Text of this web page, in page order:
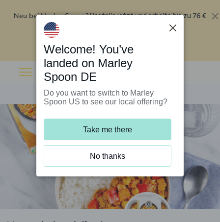
Neu bei Marley Spoon?Bestelle jetzt und erhalte bis zu 76 €
Rabatt auf deine ersten fünf Boxen
Welcome! You’ve
landed on Marley
Spoon DE
Do you want to switch to Marley
Spoon US to see our local offering?
Take me there
No thanks